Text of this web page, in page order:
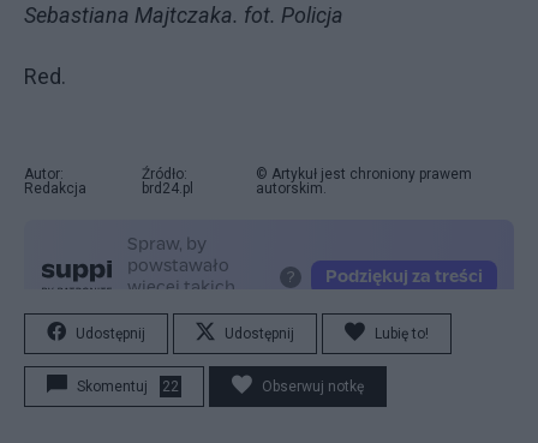
Sebastiana Majtczaka. fot. Policja
Red.
Autor:
Redakcja
Źródło:
brd24.pl
© Artykuł jest chroniony prawem
autorskim.
Udostępnij Udostępnij Lubię to!
Skomentuj 22 Obserwuj notkę